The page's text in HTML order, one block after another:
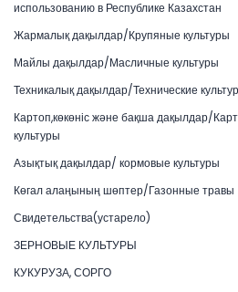
использованию в Республике Казахстан
Жармалық дақылдар/Крупяные культуры
Майлы дақылдар/Масличные культуры
Техникалық дақылдар/Технические
Картоп,көкөніс және бақша дақылдар/
культуры
Азықтық дақылдар/ кормовые культуры
Көгал алаңының шөптер/Газонные травы
Свидетельства(устарело)
ЗЕРНОВЫЕ КУЛЬТУРЫ
КУКУРУЗА, СОРГО